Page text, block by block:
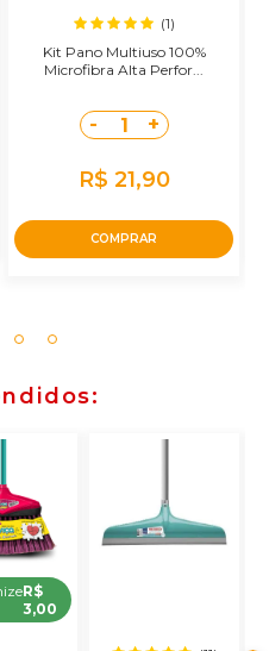
(1)
Kit Pano Multiuso 100%
Microfibra Alta Perfor...
- 1 +
R$ 21,90
COMPRAR
R$
3,00